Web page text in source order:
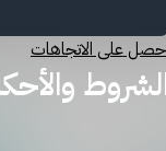
على الاتجاهات